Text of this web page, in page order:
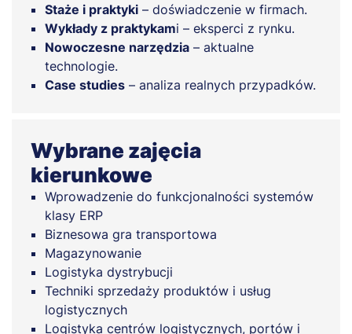
Staże i praktyki – doświadczenie w firmach.
Wykłady z praktykami – eksperci z rynku.
Nowoczesne narzędzia – aktualne
technologie.
Case studies – analiza realnych przypadków.
Wybrane zajęcia
kierunkowe
Wprowadzenie do funkcjonalności systemów
klasy ERP
Biznesowa gra transportowa
Magazynowanie
Logistyka dystrybucji
Techniki sprzedaży produktów i usług
logistycznych
Logistyka centrów logistycznych, portów i